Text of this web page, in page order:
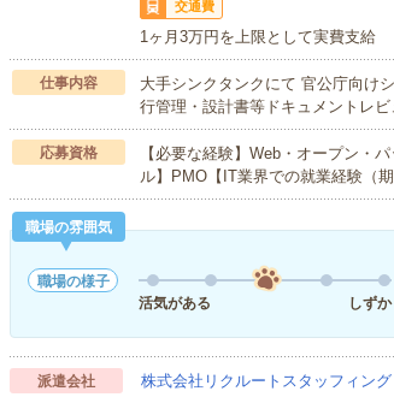
交通費
1ヶ月3万円を上限として実費支給
仕事内容
大手シンクタンクにて 官公庁向け
行管理・設計書等ドキュメントレビ
応募資格
【必要な経験】Web・オープン
ル】PMO【IT業界での就業経験（
職場の雰囲気
職場の様子
活気がある
しずか
派遣会社 株式会社リクルートスタッフィン